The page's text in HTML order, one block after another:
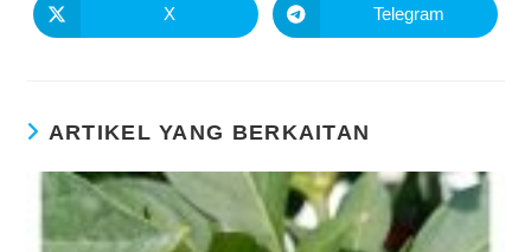
X Telegram
ARTIKEL YANG BERKAITAN